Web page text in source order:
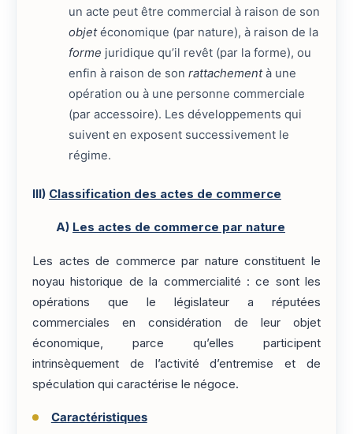
un acte peut être commercial à raison de son
objetéconomique (par nature), à raison de la
forme juridique qu’il revêt (par la forme), ou
enfin à raison de sonrattachementà une
opération ou à une personne commerciale
(par accessoire). Les développements qui
suivent en exposent successivement le
régime.
III) Classification des actes de commerce
A) Les actes de commerce par nature
Les actes de commerce par nature constituent le
noyau historique de la commercialité : ce sont les
opérations que le législateur a réputées
commerciales en considération de leur objet
économique, parce qu’elles participent
intrinsèquement de l’activité d’entremise et de
spéculation qui caractérise le négoce.
Caractéristiques